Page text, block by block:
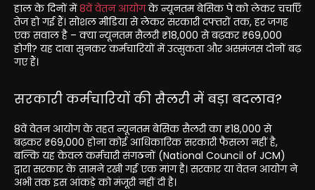
हाल के दिनों में8वें वेतन आयोगके न्यूनतम बेसिक पे को लेकर चर्चाएँ
तेज हो गई हैं। सोशल मीडिया से लेकर सरकारी दफ्तरों तक, हर जगह
एक सवाल है – क्या न्यूनतम सैलरी ₹18,000 से बढ़कर ₹69,000
होगी? यह दावा सुनकर कर्मचारियों में उत्सुकता और असमंजस दोनों बढ़
गए हैं।
सरकारी कर्मचारियों की सैलरी में बड़ा बदलाव?
8वें वेतन आयोग के तहत न्यूनतम बेसिक सैलरी का ₹18,000 से
बढ़कर ₹69,000 होना कोई आधिकारिक सरकारी फैसला नहीं है,
बल्कि यह केवल कर्मचारी संगठनों (National Council of JCM)
द्वारा सरकार के सामने रखी गई एक मांग है। सरकार या वेतन आयोग ने
अभी तक इस आंकड़े को मंजूरी नहीं दी है।